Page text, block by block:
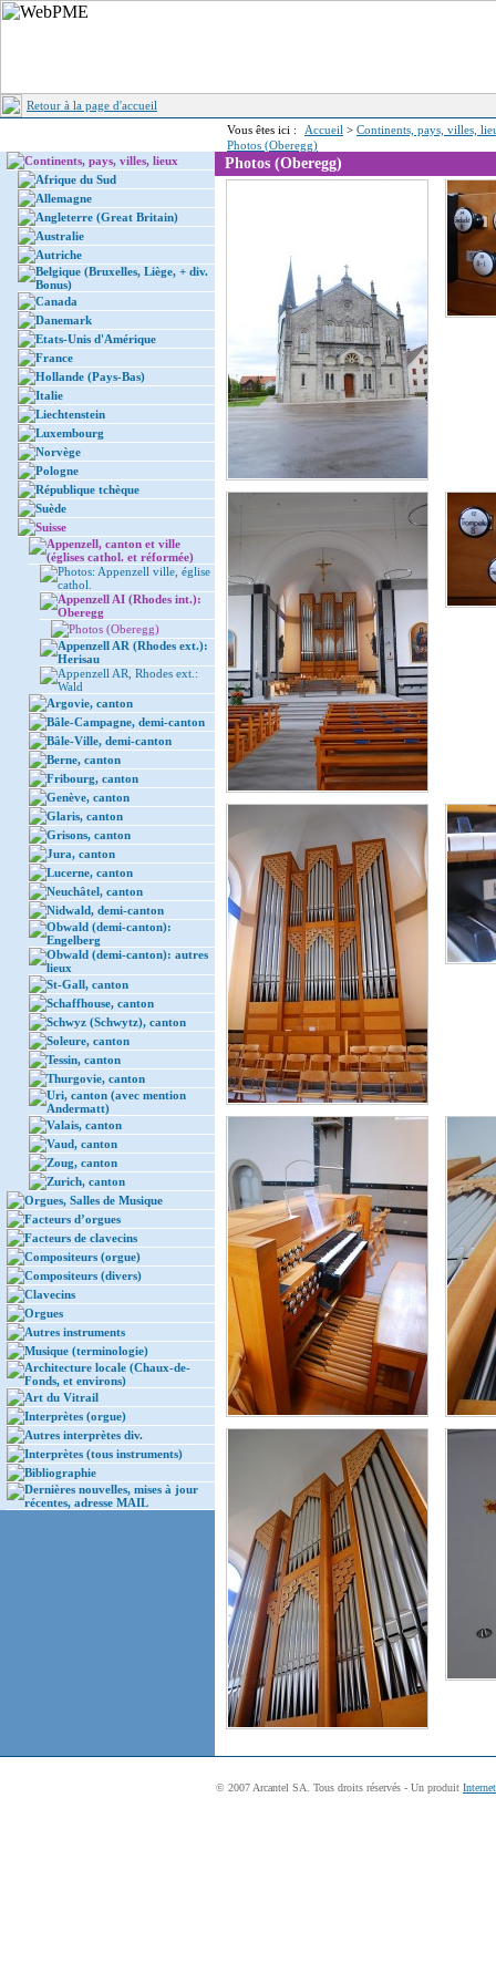
Retour à la page d'accueil
Vous êtes ici :
Accueil > Continents, pays, villes,
Photos (Oberegg)
Continents, pays, villes, lieux
Afrique du Sud
Allemagne
Angleterre (Great Britain)
Australie
Autriche
Belgique (Bruxelles, Liège, + div.
Bonus)
Canada
Danemark
Etats-Unis d'Amérique
France
Hollande (Pays-Bas)
Italie
Liechtenstein
Luxembourg
Norvège
Pologne
République tchèque
Suède
Suisse
Appenzell, canton et ville
(églises cathol. et réformée)
Photos: Appenzell ville, église
cathol.
Appenzell AI (Rhodes int.):
Oberegg
Photos (Oberegg)
Appenzell AR (Rhodes ext.):
Herisau
Appenzell AR, Rhodes ext.:
Wald
Argovie, canton
Bâle-Campagne, demi-canton
Bâle-Ville, demi-canton
Berne, canton
Fribourg, canton
Genève, canton
Glaris, canton
Grisons, canton
Jura, canton
Lucerne, canton
Neuchâtel, canton
Nidwald, demi-canton
Obwald (demi-canton):
Engelberg
Obwald (demi-canton): autres
lieux
St-Gall, canton
Schaffhouse, canton
Schwyz (Schwytz), canton
Soleure, canton
Tessin, canton
Thurgovie, canton
Uri, canton (avec mention
Andermatt)
Valais, canton
Vaud, canton
Zoug, canton
Zurich, canton
Orgues, Salles de Musique
Facteurs d’orgues
Facteurs de clavecins
Compositeurs (orgue)
Compositeurs (divers)
Clavecins
Orgues
Autres instruments
Musique (terminologie)
Architecture locale (Chaux-de-
Fonds, et environs)
Art du Vitrail
Interprètes (orgue)
Autres interprètes div.
Interprètes (tous instruments)
Bibliographie
Dernières nouvelles, mises à jour
récentes, adresse MAIL
Photos (Oberegg)
© 2007 Arcantel SA. Tous droits réservés - Un produit